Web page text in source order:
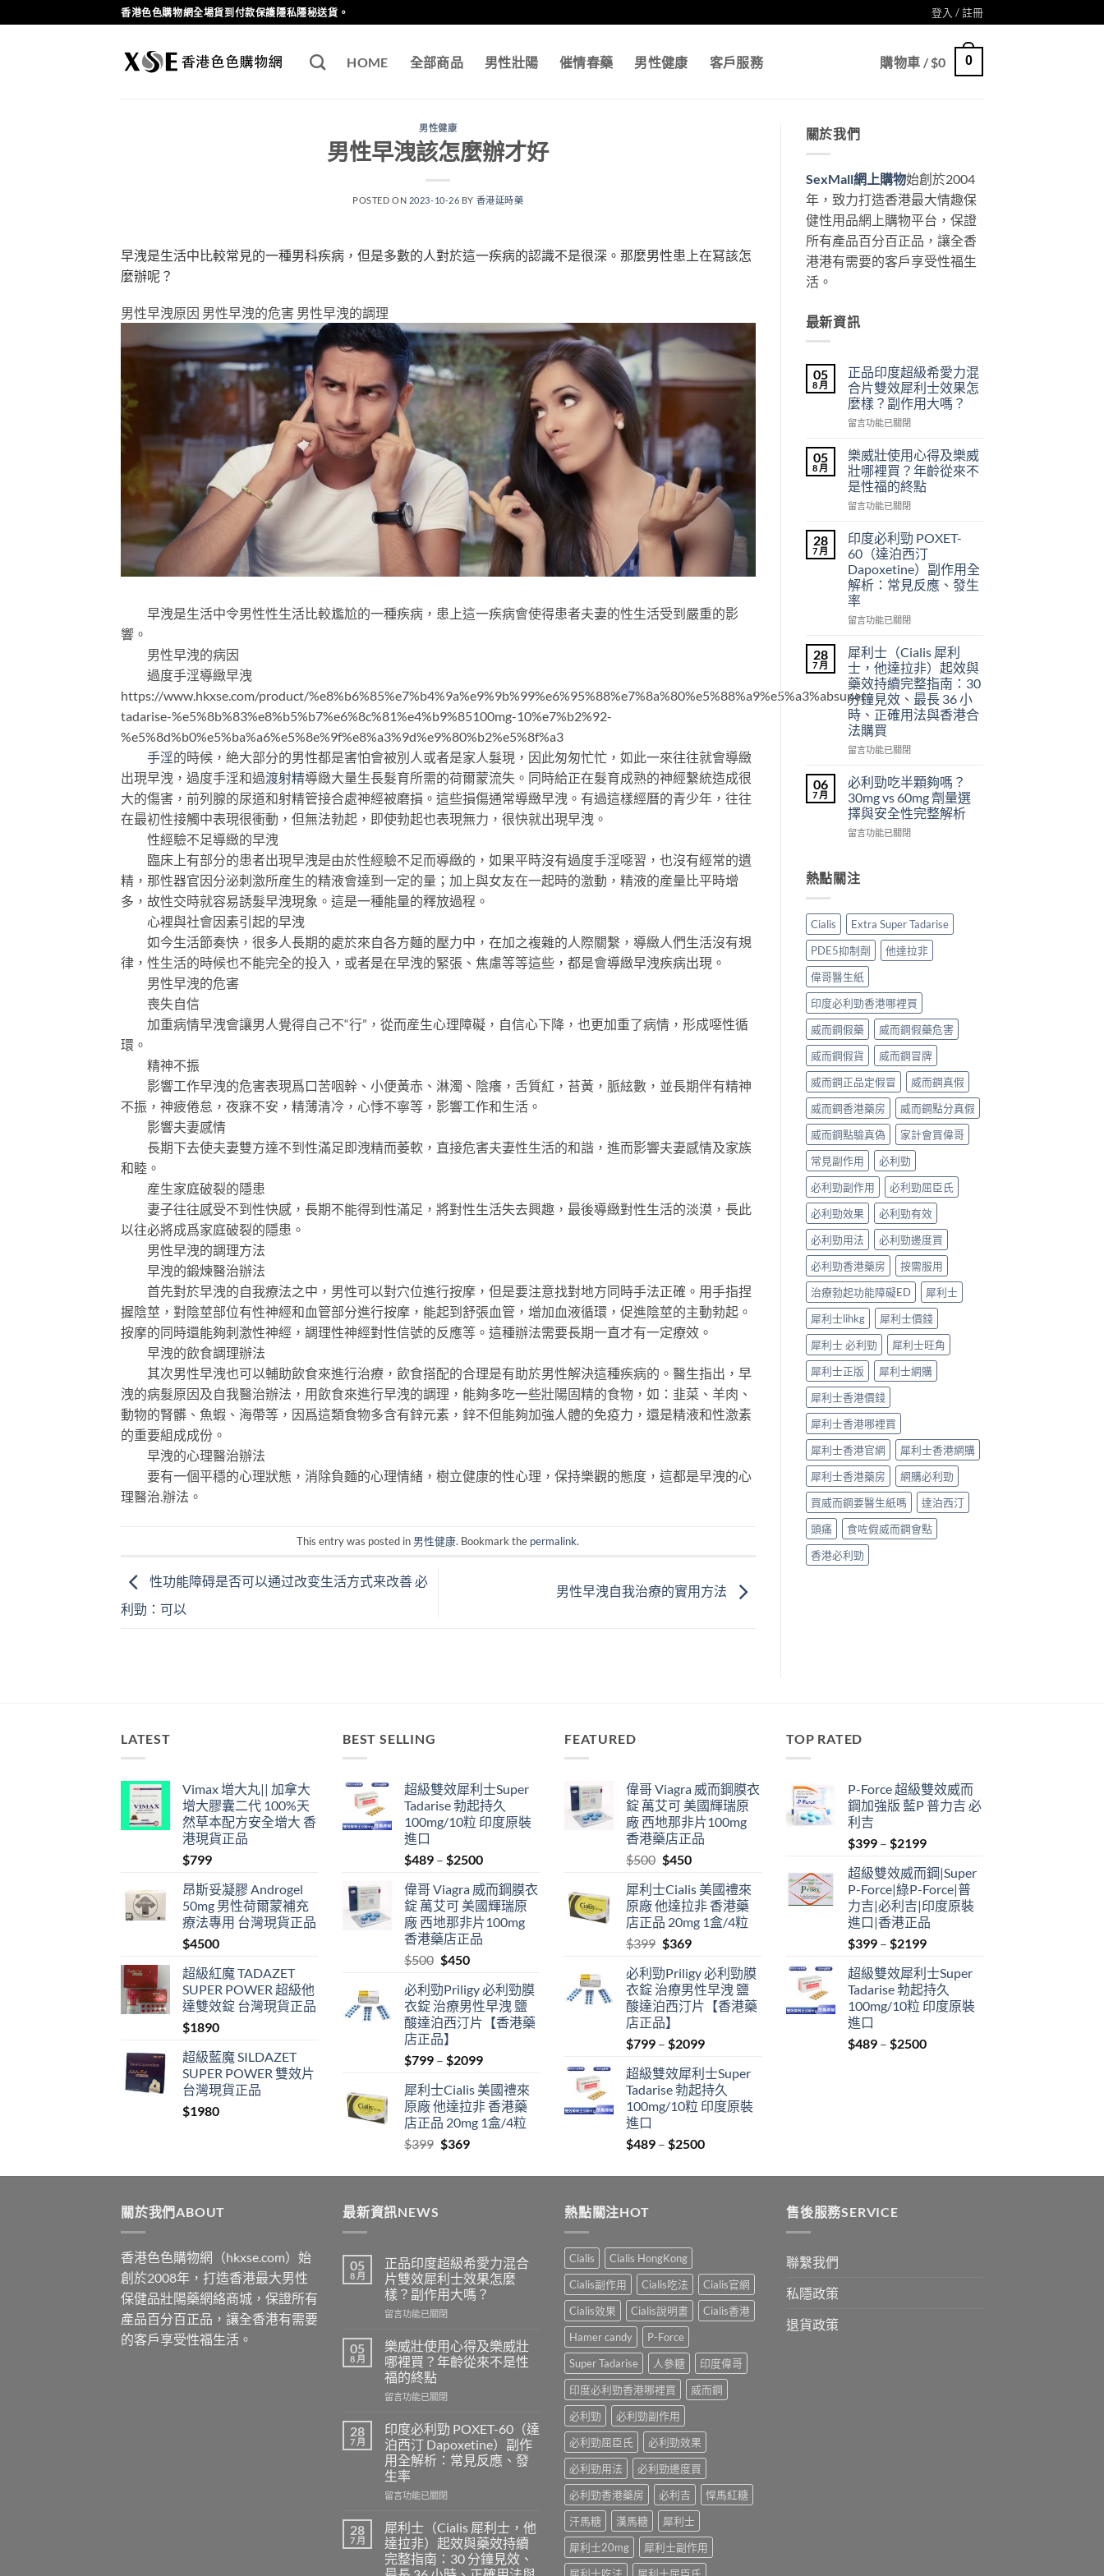
to
香港色色購物網全場貨到付款保護隱私隱秘送貨。 登入 / 註冊
HOME 全部商品 男性壯陽 催情春藥 男性健康 客戶服務 購物車 /$0 0
男性健康
男性早洩該怎麼辦才好
POSTED ON 2023-10-26 BY 香港延時藥
早洩是生活中比較常見的一種男科疾病，但是多數的人對於這一疾病的認識不是很深。那麼男性患上在冩該怎
麼辦呢？
男性早洩原因 男性早洩的危害 男性早洩的調理
早洩是生活中令男性性生活比較尷尬的一種疾病，患上這一疾病會使得患者夫妻的性生活受到嚴重的影
響。
男性早洩的病因
過度手淫導緻早洩
https://www.hkxse.com/product/%e8%b6%85%e7%b4%9a%e9%9b%99%e6%95%88%e7%8a%80%e5%88%a9%e5%a3%absuper-
tadarise-%e5%8b%83%e8%b5%b7%e6%8c%81%e4%b9%85100mg-10%e7%b2%92-
%e5%8d%b0%e5%ba%a6%e5%8e%9f%e8%a3%9d%e9%80%b2%e5%8f%a3
手淫的時候，絶大部分的男性都是害怕會被別人或者是家人髮現，因此匆匆忙忙，如此一來往往就會導緻
出現早洩，過度手淫和過渡射精導緻大量生長髮育所需的荷爾蒙流失。同時給正在髮育成熟的神經繫統造成很
大的傷害，前列腺的尿道和射精管接合處神經被磨損。這些損傷通常導緻早洩。有過這樣經曆的青少年，往往
在最初性接觸中表現很衝動，但無法勃起，即使勃起也表現無力，很快就出現早洩。
性經驗不足導緻的早洩
臨床上有部分的患者出現早洩是由於性經驗不足而導緻的，如果平時沒有過度手淫噁習，也沒有經常的遺
精，那性器官因分泌刺激所産生的精液會達到一定的量；加上與女友在一起時的激動，精液的産量比平時增
多，故性交時就容易誘髮早洩現象。這是一種能量的釋放過程。
心裡與社會因素引起的早洩
如今生活節奏快，很多人長期的處於來自各方麵的壓力中，在加之複雜的人際關繫，導緻人們生活沒有規
律，性生活的時候也不能完全的投入，或者是在早洩的緊張、焦慮等等這些，都是會導緻早洩疾病出現。
男性早洩的危害
喪失自信
加重病情早洩會讓男人覺得自己不“行”，從而産生心理障礙，自信心下降，也更加重了病情，形成噁性循
環。
精神不振
影響工作早洩的危害表現爲口苦咽幹、小便黃赤、淋濁、陰癢，舌質紅，苔黃，脈絃數，並長期伴有精神
不振，神疲倦怠，夜寐不安，精薄清冷，心悸不寧等，影響工作和生活。
影響夫妻感情
長期下去使夫妻雙方達不到性滿足即洩精而萎軟，直接危害夫妻性生活的和諧，進而影響夫妻感情及家族
和睦。
産生家庭破裂的隱患
妻子往往感受不到性快感，長期不能得到性滿足，將對性生活失去興趣，最後導緻對性生活的淡漠，長此
以往必將成爲家庭破裂的隱患。
男性早洩的調理方法
早洩的鍛煉醫治辦法
首先對於早洩的自我療法之中，男性可以對穴位進行按摩，但是要注意找對地方同時手法正確。用手指捏
握陰莖，對陰莖部位有性神經和血管部分進行按摩，能起到舒張血管，增加血液循環，促進陰莖的主動勃起。
按摩的同時還能夠刺激性神經，調理性神經對性信號的反應等。這種辦法需要長期一直才有一定療效。
早洩的飲食調理辦法
其次男性早洩也可以輔助飲食來進行治療，飲食搭配的合理是有助於男性解決這種疾病的。醫生指出，早
洩的病髮原因及自我醫治辦法，用飲食來進行早洩的調理，能夠多吃一些壯陽固精的食物，如：韭菜、羊肉、
動物的腎髒、魚蝦、海帶等，因爲這類食物多含有鋅元素，鋅不但能夠加強人體的免疫力，還是精液和性激素
的重要組成成份。
早洩的心理醫治辦法
要有一個平穩的心理狀態，消除負麵的心理情緒，樹立健康的性心理，保持樂觀的態度，這都是早洩的心
理醫治.辦法。
This entry was posted in 男性健康. Bookmark the permalink.
性功能障碍是否可以通过改变生活方式来改善 必
利勁：可以
男性早洩自我治療的實用方法
關於我們
SexMall網上購物始創於2004
年，致力打造香港最大情趣保
健性用品網上購物平台，保證
所有產品百分百正品，讓全香
港港有需要的客戶享受性福生
活。
最新資訊
05
8 月
正品印度超級希愛力混
合片雙效犀利士效果怎
麼樣？副作用大嗎？
在
品
印
度
超
級
愛
力
混
合
片
雙
效
利
士
效
果
怎
麼
樣？
副
作
大
嗎？〉
中
留言功能已關閉
05
8 月
樂威壯使用心得及樂威
壯哪裡買？年齡從來不
是性福的終點
在
威
壯
使
用
心
得
及
威
壯
哪
裡
買？
年
齡
來
是
性
福
的
終
留言功能已關閉
28
7 月
印度必利勁 POXET-
60（達泊西汀
Dapoxetine）副作用全
解析：常見反應、發生
率
在
度
必
利
勁
POXET-
60（達
泊
西
副
作
用
全
常
見
應、
發
生
率〉
中
留言功能已關閉
28
7 月
犀利士（Cialis 犀利
士，他達拉非）起效與
藥效持續完整指南：30
分鐘見效、最長 36 小
時、正確用法與香港合
法購買
在
利
士
（Cialis
犀
利
達
起
效
與
藥
效
持
續
完
整
指
南：
30
分
鐘
見
效、
最
長
36
小
時、
正
確
用
法
與
香
港
合
法
購
買〉
中
留言功能已關閉
06
7 月
必利勁吃半顆夠嗎？
30mg vs 60mg 劑量選
擇與安全性完整解析
在
勁
吃
顆
夠
嗎？
30mg
vs
60mg
劑
量
選
擇
與
安
全
性
完
整
解
析〉
中
留言功能已關閉
熱點關注
Cialis
Extra Super Tadarise
PDE5抑制劑
他達拉非
偉哥醫生紙
印度必利勁香港哪裡買
威而鋼假藥
威而鋼假藥危害
威而鋼假貨
威而鋼冒牌
威而鋼正品定假冒
威而鋼真假
威而鋼香港藥房
威而鋼點分真假
威而鋼點驗真偽
家計會買偉哥
常見副作用
必利勁
必利勁副作用
必利勁屈臣氏
必利勁效果
必利勁有效
必利勁用法
必利勁邊度買
必利勁香港藥房
按需服用
治療勃起功能障礙ED
犀利士
犀利士lihkg
犀利士價錢
犀利士 必利勁
犀利士旺角
犀利士正版
犀利士網購
犀利士香港價錢
犀利士香港哪裡買
犀利士香港官網
犀利士香港網購
犀利士香港藥房
網購必利勁
買威而鋼要醫生紙嗎
達泊西汀
頭痛
食咗假威而鋼會點
香港必利勁
LATEST
Vimax 增大丸|| 加拿大
增大膠囊二代 100%天
然草本配方安全增大 香
港現貨正品
$799
昂斯妥凝膠 Androgel
50mg 男性荷爾蒙補充
療法專用 台灣現貨正品
$4500
超級紅魔 TADAZET
SUPER POWER 超級他
達雙效錠 台灣現貨正品
$1890
超級藍魔 SILDAZET
SUPER POWER 雙效片
台灣現貨正品
$1980
BEST SELLING
超級雙效犀利士Super
Tadarise 勃起持久
100mg/10粒 印度原裝
進口
$489 – $2500Price
$489
through
$2500
偉哥 Viagra 威而鋼膜衣
錠 萬艾可 美國輝瑞原
廠 西地那非片100mg
香港藥店正品
$500 Original
was:
$500.
$450Current
is:
$450.
必利勁Priligy 必利勁膜
衣錠 治療男性早洩 鹽
酸達泊西汀片【香港藥
店正品】
$799 – $2099Price
$799
through
$2099
犀利士Cialis 美國禮來
原廠 他達拉非 香港藥
店正品 20mg 1盒/4粒
$399 Original
was:
$369Current
is:
FEATURED
偉哥 Viagra 威而鋼膜衣
錠 萬艾可 美國輝瑞原
廠 西地那非片100mg
香港藥店正品
$500 Original
was:
$500.
$450Current
is:
$450.
犀利士Cialis 美國禮來
原廠 他達拉非 香港藥
店正品 20mg 1盒/4粒
$399 Original
was:
$399.
$369Current
is:
$369.
必利勁Priligy 必利勁膜
衣錠 治療男性早洩 鹽
酸達泊西汀片【香港藥
店正品】
$799 – $2099Price
$799
through
$2099
超級雙效犀利士Super
Tadarise 勃起持久
100mg/10粒 印度原裝
進口
$489 – $2500Price
$489
TOP RATED
P-Force 超級雙效威而
鋼加強版 藍P 普力吉 必
利吉
$399 – $2199Price
$399
through
$2199
超級雙效威而鋼|Super
P-Force|綠P-Force|普
力吉|必利吉|印度原裝
進口|香港正品
$399 – $2199Price
$399
through
$2199
超級雙效犀利士Super
Tadarise 勃起持久
100mg/10粒 印度原裝
進口
$489 – $2500Price
關於我們ABOUT
香港色色購物網（hkxse.com）始
創於2008年，打造香港最大男性
保健品壯陽藥網絡商城，保證所有
產品百分百正品，讓全香港有需要
的客戶享受性福生活。
最新資訊NEWS
05
8 月
正品印度超級希愛力混合
片雙效犀利士效果怎麼
樣？副作用大嗎？
在
品
印
度
超
級
愛
力
混
合
片
雙
犀
利
士
效
留言功能已關閉
05
8 月
樂威壯使用心得及樂威壯
哪裡買？年齡從來不是性
福的終點
在
威
壯
使
用
心
得
樂
威
壯
哪
留言功能已關閉
28
7 月
印度必利勁 POXET-60（達
泊西汀 Dapoxetine）副作
用全解析：常見反應、發
生率
在
度
必
利
勁
留言功能已關閉
28
7 月
犀利士（Cialis 犀利士，他
達拉非）起效與藥效持續
完整指南：30 分鐘見效、
熱點關注HOT
Cialis
Cialis HongKong
Cialis副作用
Cialis吃法
Cialis官網
Cialis效果
Cialis說明書
Cialis香港
Hamer candy
P-Force
Super Tadarise
人參糖
印度偉哥
印度必利勁香港哪裡買
威而鋼
必利勁
必利勁副作用
必利勁屈臣氏
必利勁效果
必利勁用法
必利勁邊度買
必利勁香港藥房
必利吉
悍馬紅糖
汗馬糖
漢馬糖
犀利士
犀利士20mg
犀利士副作用
售後服務SERVICE
聯繫我們
私隱政策
退貨政策